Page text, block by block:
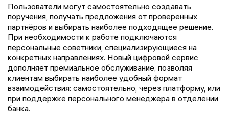
Пользователи могут самостоятельно создавать
поручения, получать предложения от проверенных
партнёров и выбирать наиболее подходящее решение.
При необходимости к работе подключаются
персональные советники, специализирующиеся на
конкретных направлениях. Новый цифровой сервис
дополняет премиальное обслуживание, позволяя
клиентам выбирать наиболее удобный формат
взаимодействия: самостоятельно, через платформу, или
при поддержке персонального менеджера в отделении
банка.